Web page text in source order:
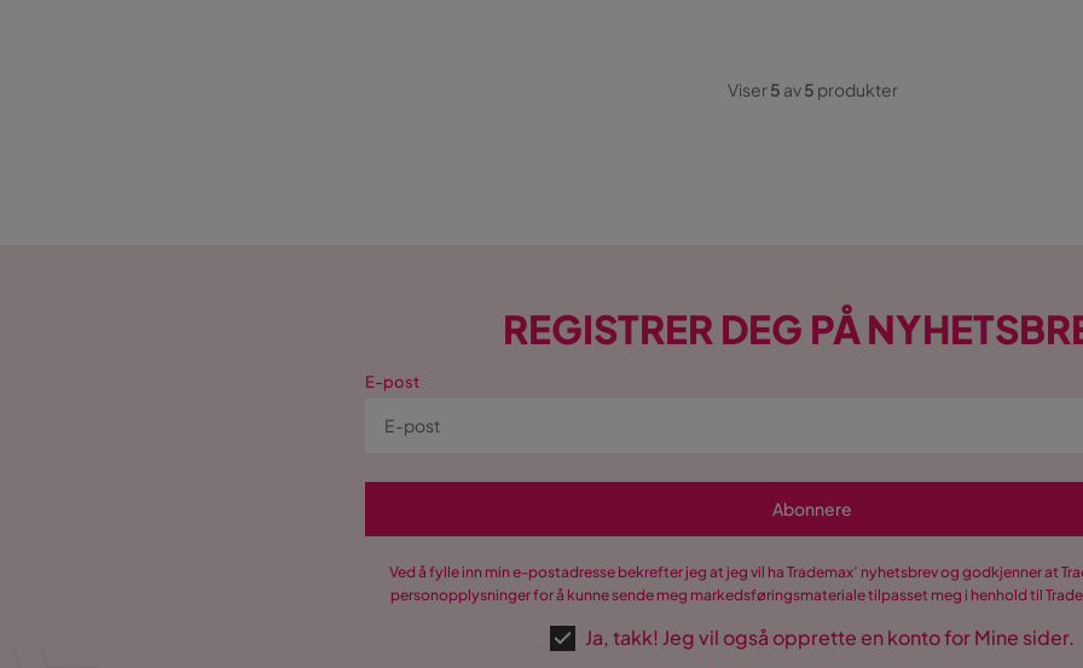
Viser5 av5 produkter
REGISTRER DEG PÅ
E-post
Abonnere
Ved å fylle inn min e-postadresse bekrefter jeg at jeg vil ha Trademax’ nyhetsbrev og godkjenner at
personopplysninger for å kunne sende meg markedsføringsmateriale tilpasset meg i henhold til
Ja, takk! Jeg vil også opprette en konto for Mine sider.